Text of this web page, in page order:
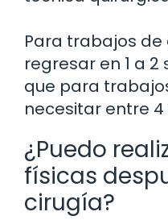
Para trabajos
regresar en 1 a
que para
necesitar entre
¿Puedo
físicas
cirugía?